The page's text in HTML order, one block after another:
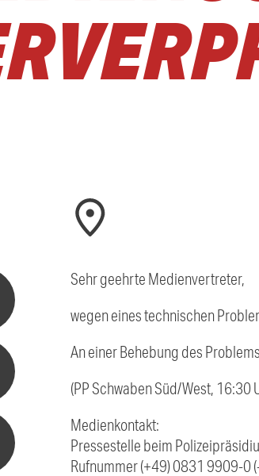
Sehr geehrte Medienvertreter,
wegen eines technischen
An einer Behebung des
(PP Schwaben Süd/West, 16:30
Medienkontakt:
Pressestelle beim
Rufnummer (+49) 0831 9909-0